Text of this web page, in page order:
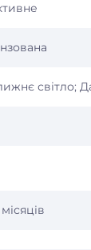
світло;
місяців